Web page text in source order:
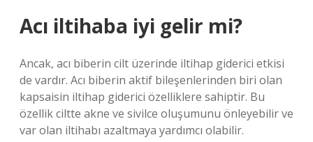
Acı iltihaba iyi gelir mi?
Ancak, acı biberin cilt üzerinde iltihap giderici etkisi
de vardır. Acı biberin aktif bileşenlerinden biri olan
kapsaisin iltihap giderici özelliklere sahiptir. Bu
özellik ciltte akne ve sivilce oluşumunu önleyebilir ve
var olan iltihabı azaltmaya yardımcı olabilir.